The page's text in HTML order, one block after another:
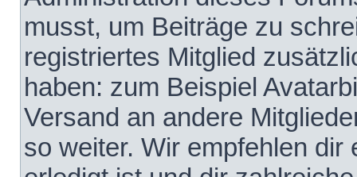
musst, um Beiträge zu
registriertes Mitglied
haben: zum Beispiel
Versand an andere
so weiter. Wir empfehlen